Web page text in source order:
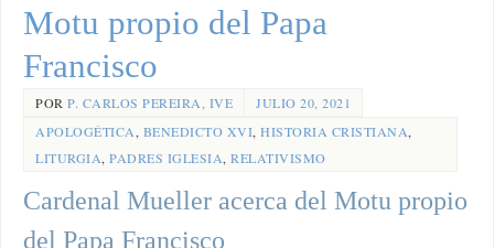
Motu propio del Papa
Francisco
PORP. CARLOS PEREIRA, IVE
JULIO 20, 2021
APOLOGÉTICA, BENEDICTO XVI,HISTORIA CRISTIANA,
LITURGIA,PADRES IGLESIA,RELATIVISMO
Cardenal Mueller acerca del Motu propio
del Papa Francisco